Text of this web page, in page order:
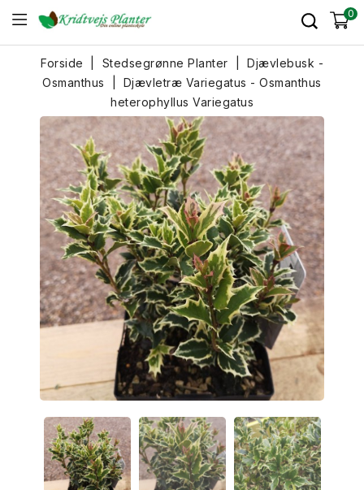
0
Forside Stedsegrønne Planter
Djævlebusk -
Osmanthus
Djævletræ Variegatus - Osmanthus
heterophyllus Variegatus